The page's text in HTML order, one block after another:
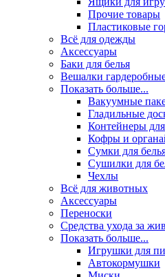
Прочие товары
Пластиковые
Всё для одежды
Аксессуары
Баки для белья
Вешалки
Показать больше...
Вакуумные
Гладильные
Контейнеры
Кофры и
Сумки для
Сушилки для
Чехлы
Всё для животных
Аксесcуары
Переноски
Средства ухода за
Показать больше...
Игрушки для
Автокормушки